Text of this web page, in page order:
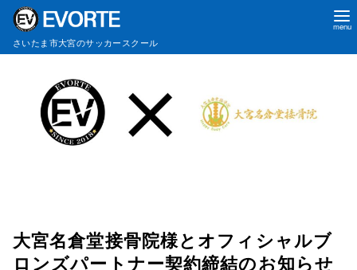
ンさいたま市大宮のサッカースクール
大宮名倉堂接骨院様とオフィシャルブ
ロンズパートナー契約締結のお知らせ